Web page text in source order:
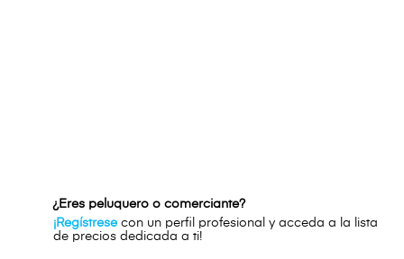
¿Eres peluquero o comerciante?
¡Regístresecon un perfil profesional y acceda a la lista
de precios dedicada a ti!